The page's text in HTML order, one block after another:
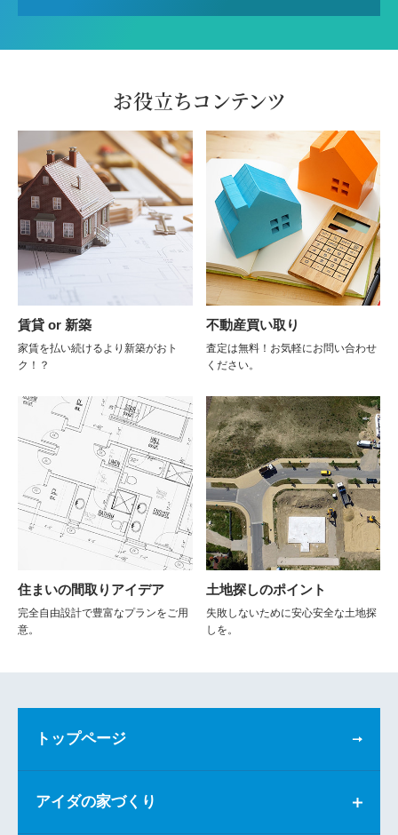
お役立ちコンテンツ
賃貸 or 新築
家賃を払い続けるより新築がおト
ク！？
不動産買い取り
査定は無料！お気軽にお問い合わせ
ください。
住まいの間取りアイデア
完全自由設計で豊富なプランをご用
意。
土地探しのポイント
失敗しないために安心安全な土地探
しを。
トップページ
アイダの家づくり